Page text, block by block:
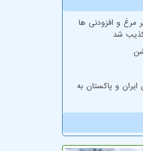
مرغ و افزودنی ها
شد
و پاکستان به